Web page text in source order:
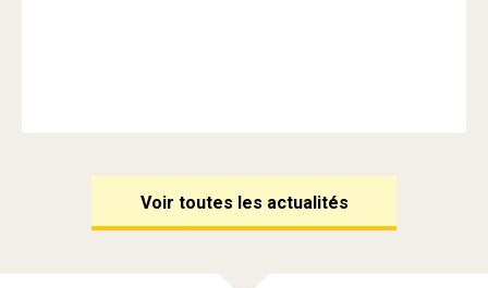
Voir toutes les actualités